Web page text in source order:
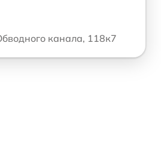
канала, 118к7